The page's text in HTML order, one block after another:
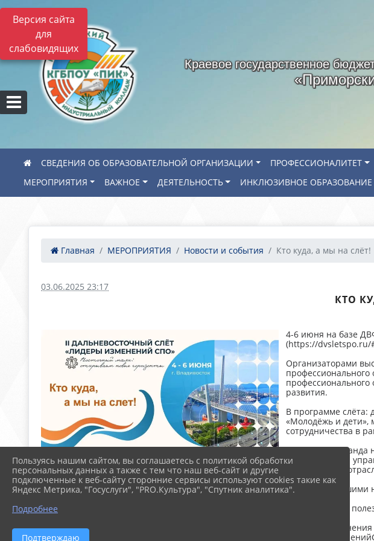
Версия сайта
для
слабовидящих
Краевое государственное
СВЕДЕНИЯ ОБ ОБРАЗОВАТЕЛЬНОЙ ОРГАНИЗАЦИИ ПРОФЕССИОНАЛИТЕТ
МЕРОПРИЯТИЯ
ВАЖНОЕ ДЕЯТЕЛЬНОСТЬ ИНКЛЮЗИВНОЕ ОБРАЗОВАНИЕ
Главная МЕРОПРИЯТИЯ Новости и события Кто куда, а мы на слёт!
03.06.2025 23:17
КТО
4-6 июня на базе
(https://dvsletspo.ru/
Организаторами
развития.
В программе слёта:
«Молодёжь и дети»,
сотрудничества в
Обширная команда
направлениям:
молодёжное и
Следите за нашими
Впереди много
Пользуясь нашим сайтом, вы соглашаетесь с политикой обработки
персональных данных а также с тем что наш веб-сайт и другие
подключенные к веб-сайту сторонние сервисы используют cookies такие как
Яндекс Метрика, "Госуслуги", "PRO.Культура", "Спутник аналитика".
Подробнее
Подтверждаю